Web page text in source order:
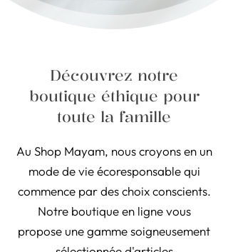
Découvrez notre
boutique éthique pour
toute la famille
Au Shop Mayam, nous croyons en un
mode de vie écoresponsable qui
commence par des choix conscients.
Notre boutique en ligne vous
propose une gamme soigneusement